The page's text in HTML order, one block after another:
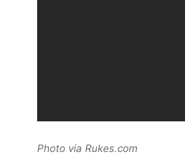
Photo via Rukes.com